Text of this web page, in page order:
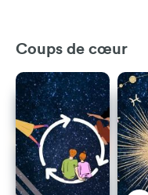
Coups de cœur